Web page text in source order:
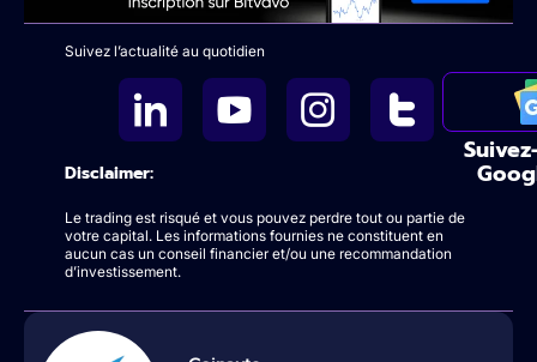
Suivez l’actualité au quotidien
Disclaimer:
Le trading est risqué et vous pouvez perdre tout ou partie de
votre capital. Les informations fournies ne constituent en
aucun cas un conseil financier et/ou une recommandation
d’investissement.